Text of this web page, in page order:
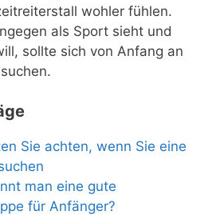
wohler fühlen.
als Sport sieht und
sollte sich von Anfang an
Sie achten, wenn Sie eine
man eine gute
für Anfänger?